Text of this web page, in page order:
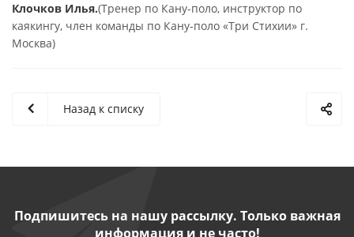
Клочков Илья.(Тренер по Кану-поло, инструктор по
каякингу, член команды по Кану-поло «Три Стихии» г.
Москва)
Назад к списку
Подпишитесь на нашу рассылку. Только важная
информация и не часто!